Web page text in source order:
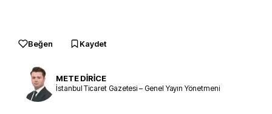
Beğen Kaydet
METE DİRİCE
İstanbul Ticaret Gazetesi – Genel Yayın Yönetmeni